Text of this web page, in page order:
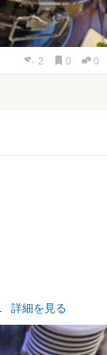
2 0 0
詳細を見る